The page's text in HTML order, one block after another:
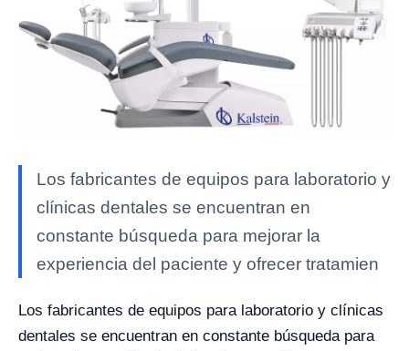
Los fabricantes de equipos para laboratorio y
clínicas dentales se encuentran en
constante búsqueda para mejorar la
experiencia del paciente y ofrecer tratamien
Los fabricantes de equipos para laboratorio y clínicas
dentales se encuentran en constante búsqueda para